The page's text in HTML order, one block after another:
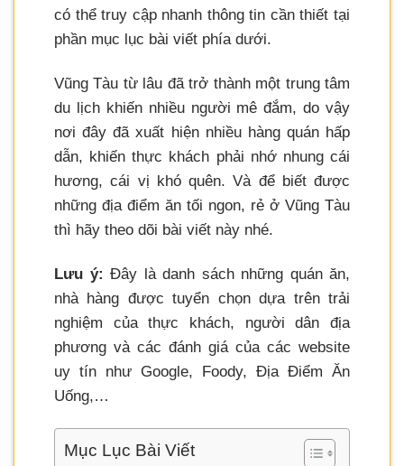
có thể truy cập nhanh thông tin cần thiết tại
phần mục lục bài viết phía dưới.
Vũng Tàu từ lâu đã trở thành một trung tâm
du lịch khiến nhiều người mê đắm, do vậy
nơi đây đã xuất hiện nhiều hàng quán hấp
dẫn, khiến thực khách phải nhớ nhung cái
hương, cái vị khó quên. Và để biết được
những địa điểm ăn tối ngon, rẻ ở Vũng Tàu
thì hãy theo dõi bài viết này nhé.
Lưu ý: Đây là danh sách những quán ăn,
nhà hàng được tuyển chọn dựa trên trải
nghiệm của thực khách, người dân địa
phương và các đánh giá của các website
uy tín như Google, Foody, Địa Điểm Ăn
Uống,…
Mục Lục Bài Viết